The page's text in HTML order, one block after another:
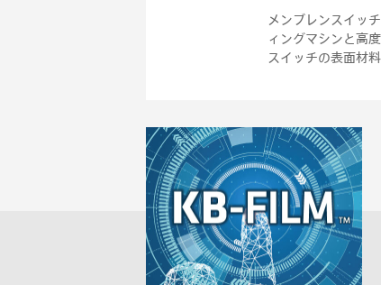
メンブレンスイッ
ィングマシンと高
スイッチの表面材